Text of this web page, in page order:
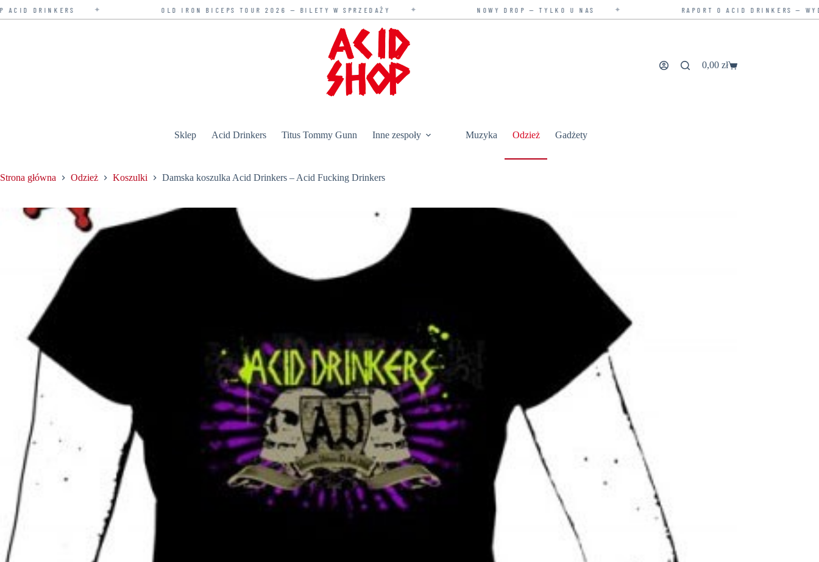
✦ OLD IRON BICEPS TOUR 2026 — BILETY W SPRZEDAŻY ✦ NOWY DROP — TYLKO U NAS ✦ RAPORT O ACID DRINKERS — WYDANIE
Koszyk
0,00 zł
Sklep Acid Drinkers Titus Tommy Gunn Inne zespoły Muzyka Odzież Gadżety
Strona główna Odzież Koszulki Damska koszulka Acid Drinkers – Acid Fucking Drinkers